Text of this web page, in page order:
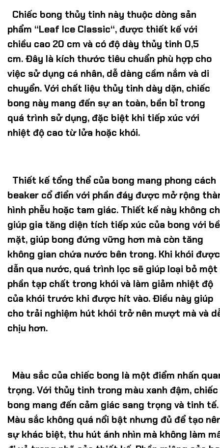
Chiếc bong thủy tinh này thuộc dòng sản
phẩm “Leaf Ice Classic“, được thiết kế với
chiều cao 20 cm và có độ dày thủy tinh 0,5
cm. Đây là kích thước tiêu chuẩn phù hợp cho
việc sử dụng cá nhân, dễ dàng cầm nắm và di
chuyển. Với chất liệu thủy tinh dày dặn, chiếc
bong này mang đến sự an toàn, bền bỉ trong
quá trình sử dụng, đặc biệt khi tiếp xúc với
nhiệt độ cao từ lửa hoặc khói.
Thiết kế tổng thể của bong mang phong cách
beaker cổ điển với phần đáy được mở rộng
hình phễu hoặc tam giác. Thiết kế này không
giúp gia tăng diện tích tiếp xúc của bong với bề
mặt, giúp bong đứng vững hơn mà còn tăng
không gian chứa nước bên trong. Khi khói được
dẫn qua nước, quá trình lọc sẽ giúp loại bỏ một
phần tạp chất trong khói và làm giảm nhiệt độ
của khói trước khi được hít vào. Điều này giúp
cho trải nghiệm hút khói trở nên mượt mà và
chịu hơn.
Màu sắc của chiếc bong là một điểm nhấn
trọng. Với thủy tinh trong màu xanh đậm, chiếc
bong mang đến cảm giác sang trọng và tinh tế.
Màu sắc không quá nổi bật nhưng đủ để tạo
sự khác biệt, thu hút ánh nhìn mà không làm